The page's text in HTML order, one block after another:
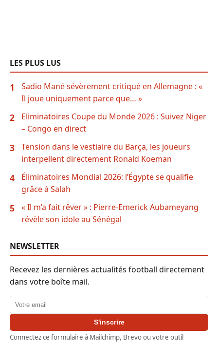
LES PLUS LUS
1
Sadio Mané sévèrement critiqué en Allemagne : «
Il joue uniquement parce que… »
2
Eliminatoires Coupe du Monde 2026 : Suivez Niger
– Congo en direct
3
Tension dans le vestiaire du Barça, les joueurs
interpellent directement Ronald Koeman
4
Éliminatoires Mondial 2026: l’Égypte se qualifie
grâce à Salah
5
« Il m’a fait rêver » : Pierre-Emerick Aubameyang
révèle son idole au Sénégal
NEWSLETTER
Recevez les dernières actualités football directement
dans votre boîte mail.
Adresse email
S'inscrire
Connectez ce formulaire à Mailchimp, Brevo ou votre outil